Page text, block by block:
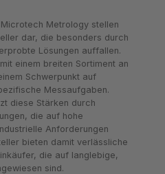
Metrology stellen
dar, die besonders durch
Lösungen auffallen.
einem breiten Sortiment an
Schwerpunkt auf
Messaufgaben.
diese Stärken durch
die auf hohe
Anforderungen
bieten damit verlässliche
die auf langlebige,
sind.